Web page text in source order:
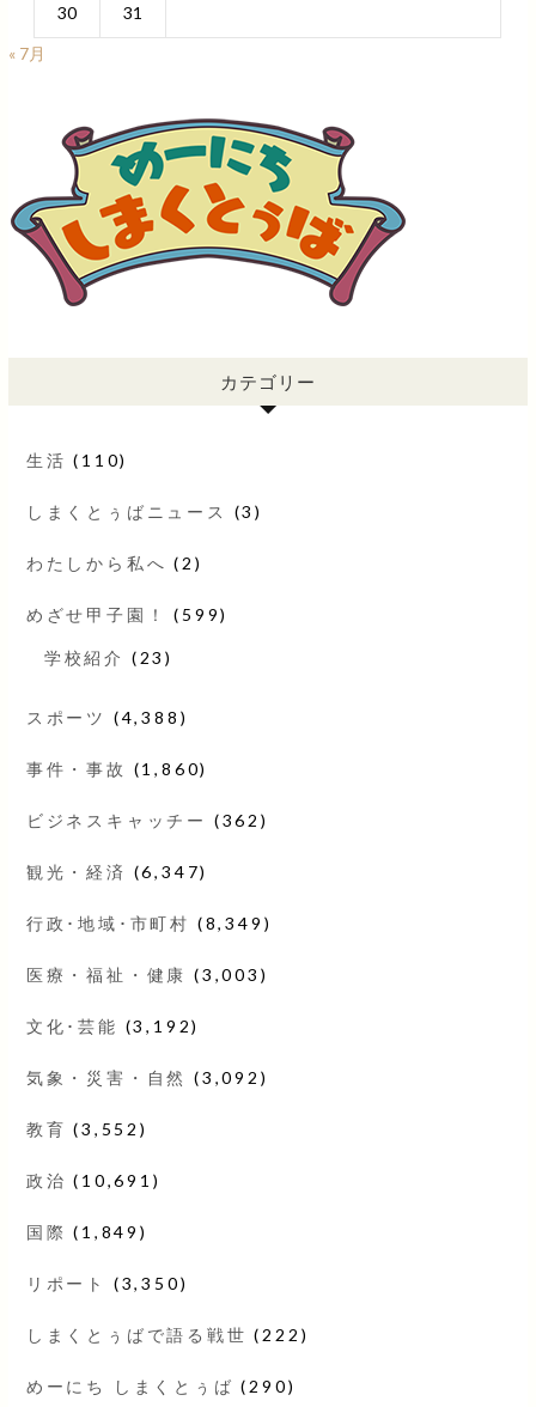
30
31
« 7月
カテゴリー
生活 (110)
しまくとぅばニュース (3)
わたしから私へ (2)
めざせ甲子園！ (599)
学校紹介 (23)
スポーツ (4,388)
事件・事故 (1,860)
ビジネスキャッチー (362)
観光・経済 (6,347)
行政･地域･市町村 (8,349)
医療・福祉・健康 (3,003)
文化･芸能 (3,192)
気象・災害・自然 (3,092)
教育 (3,552)
政治 (10,691)
国際 (1,849)
リポート (3,350)
しまくとぅばで語る戦世 (222)
めーにち しまくとぅば (290)